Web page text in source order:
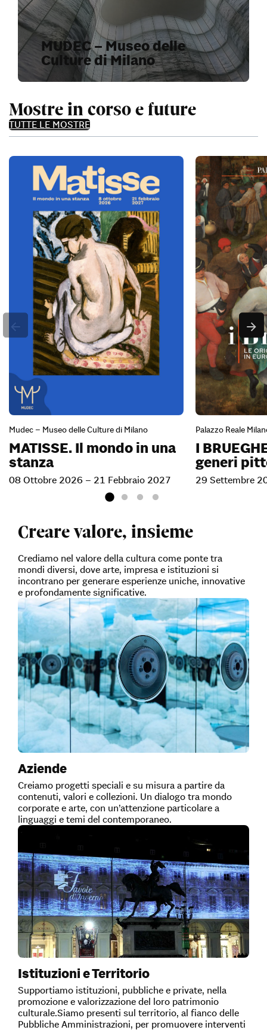
MUDEC – Museo delle
Culture di Milano
Mostre in corso e future
TUTTE LE MOSTRE
Mudec – Museo delle Culture di Milano
MATISSE. Il mondo in una
stanza
08 Ottobre 2026 – 21 Febbraio 2027
Palazzo Reale
I
generi
29 Settembre
Creare valore, insieme
Crediamo nel valore della cultura come ponte tra
mondi diversi, dove arte, impresa e istituzioni si
incontrano per generare esperienze uniche, innovative
e profondamente significative.
Aziende
Creiamo progetti speciali e su misura a partire da
contenuti, valori e collezioni. Un dialogo tra mondo
corporate e arte, con un’attenzione particolare a
linguaggi e temi del contemporaneo.
Istituzioni e Territorio
Supportiamo istituzioni, pubbliche e private, nella
promozione e valorizzazione del loro patrimonio
culturale.Siamo presenti sul territorio, al fianco delle
Pubbliche Amministrazioni, per promuovere interventi